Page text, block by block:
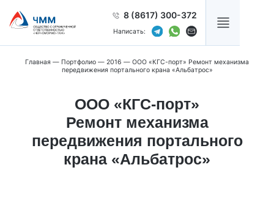
8 (8617) 300-372
Написать:
Главная — Портфолио — 2016 — ООО «КГС-порт» Ремонт механизма
передвижения портального крана «Альбатрос»
ООО «КГС-порт»
Ремонт механизма
передвижения портального
крана «Альбатрос»